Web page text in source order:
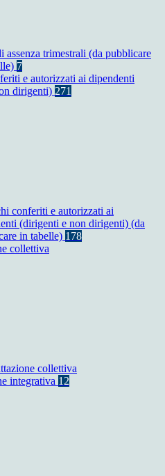
assenza trimestrali (da pubblicare
7
e autorizzati ai dipendenti
dirigenti) 271
conferiti e autorizzati ai
(dirigenti e non dirigenti) (da
in tabelle) 178
collettiva
collettiva
integrativa 12